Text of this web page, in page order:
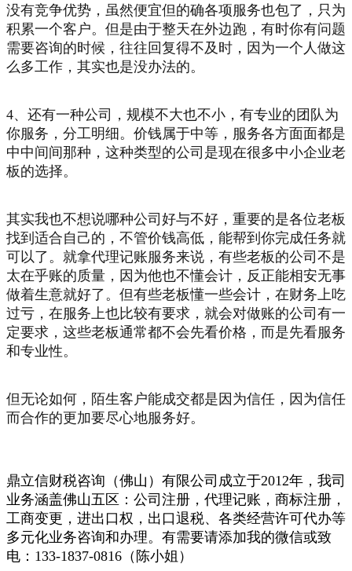
没有竞争优势，虽然便宜但的确各项服务也包了，只为
积累一个客户。但是由于整天在外边跑，有时你有问题
需要咨询的时候，往往回复得不及时，因为一个人做这
么多工作，其实也是没办法的。
4、还有一种公司，规模不大也不小，有专业的团队为
你服务，分工明细。价钱属于中等，服务各方面面都是
中中间间那种，这种类型的公司是现在很多中小企业老
板的选择。
其实我也不想说哪种公司好与不好，重要的是各位老板
找到适合自己的，不管价钱高低，能帮到你完成任务就
可以了。就拿代理记账服务来说，有些老板的公司不是
太在乎账的质量，因为他也不懂会计，反正能相安无事
做着生意就好了。但有些老板懂一些会计，在财务上吃
过亏，在服务上也比较有要求，就会对做账的公司有一
定要求，这些老板通常都不会先看价格，而是先看服务
和专业性。
但无论如何，陌生客户能成交都是因为信任，因为信任
而合作的更加要尽心地服务好。
鼎立信财税咨询（佛山）有限公司成立于2012年，我司
业务涵盖佛山五区：公司注册，代理记账，商标注册，
工商变更，进出口权，出口退税、各类经营许可代办等
多元化业务咨询和办理。有需要请添加我的微信或致
电：133-1837-0816（陈小姐）